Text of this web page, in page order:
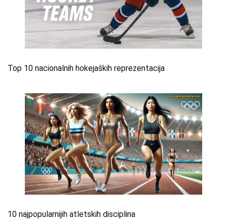
Top 10 nacionalnih hokejaških reprezentacija
10 najpopularnijih atletskih disciplina